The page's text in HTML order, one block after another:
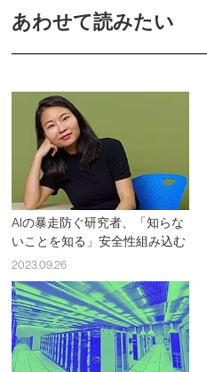
あわせて読みたい
AIの暴走防ぐ研究者、「知らな
いことを知る」安全性組み込む
2023.09.26